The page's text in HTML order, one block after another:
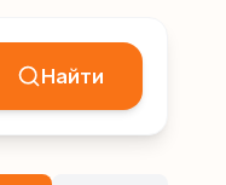
Найти